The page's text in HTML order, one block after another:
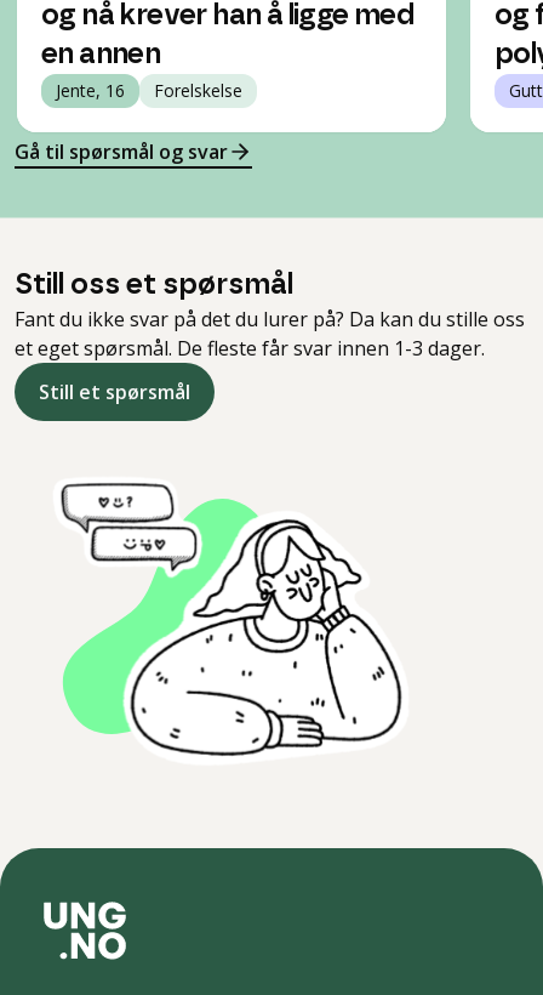
og nå krever han å ligge med
en annen
Jente, 16 Forelskelse
og
Gå til spørsmål og svar
Still oss et spørsmål
Fant du ikke svar på det du lurer på? Da kan du stille oss
et eget spørsmål. De fleste får svar innen 1-3 dager.
Still et spørsmål